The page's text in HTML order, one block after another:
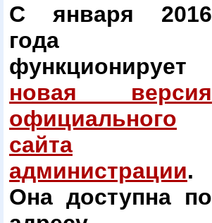
С января 2016
года
функционирует
новая версия
официального
сайта
администрации.
Она доступна по